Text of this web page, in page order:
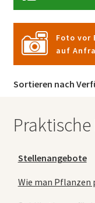
Foto vor
auf
Sortieren nach
Stellenangebote
Wie man